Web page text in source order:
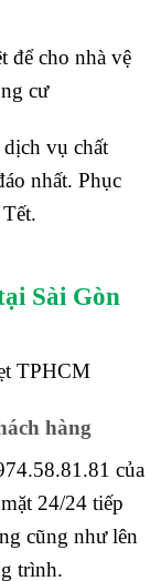
để cho nhà vệ
cư
vụ chất
nhất. Phục
Sài Gòn
TPHCM
hàng
của
24/24 tiếp
cũng như lên
trình.